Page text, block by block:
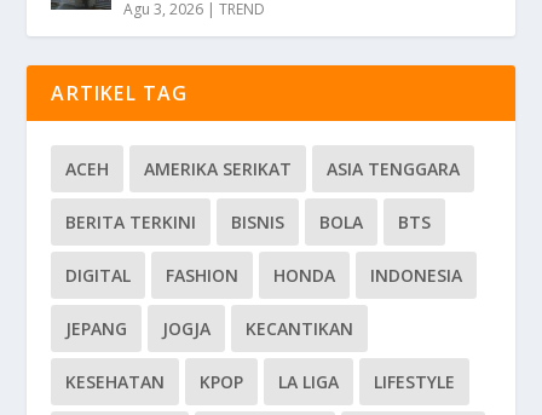
Agu 3, 2026 |TREND
ARTIKEL TAG
ACEH AMERIKA SERIKAT ASIA TENGGARA
BERITA TERKINI BISNIS BOLA BTS
DIGITAL FASHION HONDA INDONESIA
JEPANG JOGJA KECANTIKAN
KESEHATAN KPOP LA LIGA LIFESTYLE